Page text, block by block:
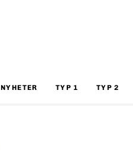
NYHETER TYP 1 TYP 2